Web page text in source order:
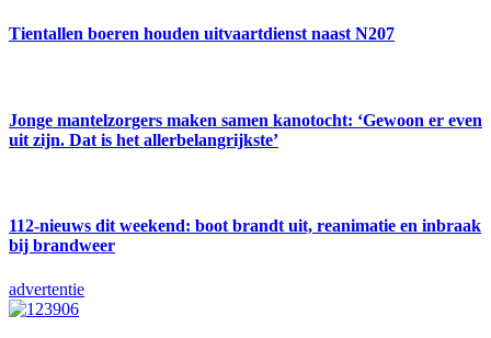
Tientallen boeren houden uitvaartdienst naast N207
Jonge mantelzorgers maken samen kanotocht: ‘Gewoon er even
uit zijn. Dat is het allerbelangrijkste’
112-nieuws dit weekend: boot brandt uit, reanimatie en inbraak
bij brandweer
advertentie